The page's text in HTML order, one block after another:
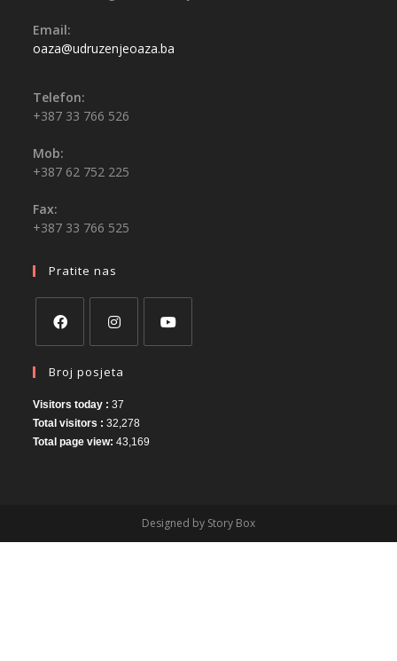
Email:
oaza@udruzenjeoaza.ba
Telefon:
+387 33 766 526
Mob:
+387 62 752 225
Fax:
+387 33 766 525
Pratite nas
Broj posjeta
Visitors today :37
Total visitors :32,278
Total page view:43,169
Designed by Story Box